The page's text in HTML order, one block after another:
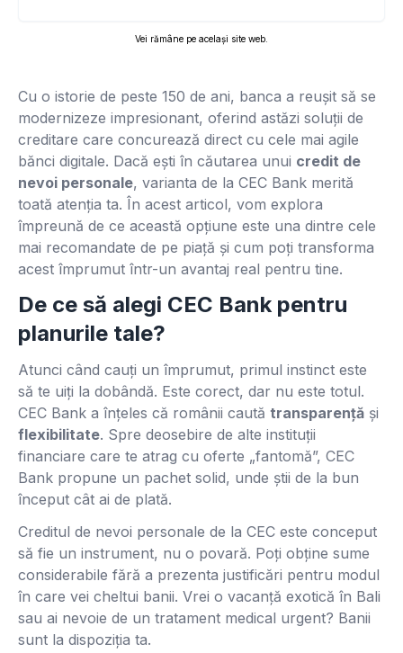
Vei rămâne pe același site web.
Cu o istorie de peste 150 de ani, banca a reușit să se
modernizeze impresionant, oferind astăzi soluții de
creditare care concurează direct cu cele mai agile
bănci digitale. Dacă ești în căutarea unui credit de
nevoi personale, varianta de la CEC Bank merită
toată atenția ta. În acest articol, vom explora
împreună de ce această opțiune este una dintre cele
mai recomandate de pe piață și cum poți transforma
acest împrumut într-un avantaj real pentru tine.
De ce să alegi CEC Bank pentru
planurile tale?
Atunci când cauți un împrumut, primul instinct este
să te uiți la dobândă. Este corect, dar nu este totul.
CEC Bank a înțeles că românii caută transparență și
flexibilitate. Spre deosebire de alte instituții
financiare care te atrag cu oferte „fantomă”, CEC
Bank propune un pachet solid, unde știi de la bun
început cât ai de plată.
Creditul de nevoi personale de la CEC este conceput
să fie un instrument, nu o povară. Poți obține sume
considerabile fără a prezenta justificări pentru modul
în care vei cheltui banii. Vrei o vacanță exotică în Bali
sau ai nevoie de un tratament medical urgent? Banii
sunt la dispoziția ta.